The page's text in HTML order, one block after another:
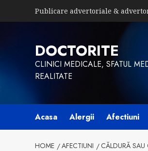
Publicare advertoriale &
DOCTORITE
CLINICI MEDICALE, SFATUL
REALITATE
Acasa Alergii Afectiuni
HOME AFECTIUNI CĂLDURĂ SAU